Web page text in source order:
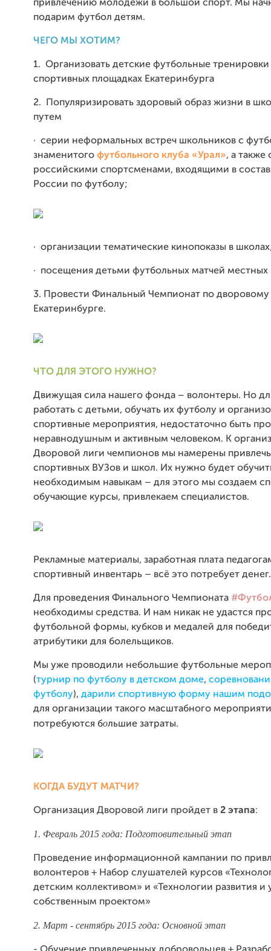
привлечению молодежи в большой спорт. Мы
подарим футбол детям.
ЧЕГО МЫ ХОТИМ?
1. Организовать детские футбольные
спортивных площадках Екатеринбурга
2. Популяризировать здоровый образ жизни в
путем
· серии неформальных встреч школьников с
знаменитого футбольного клуба «Урал», а также
российскими спортсменами, входящими в
России по футболу;
· организации тематические кинопоказы в
· посещения детьми футбольных матчей местных
3. Провести Финальный Чемпионат по дворовому
Екатеринбурге.
ЧТО ДЛЯ ЭТОГО НУЖНО?
Движущая сила нашего фонда – волонтеры. Но
работать с детьми, обучать их футболу и
спортивные мероприятия, недостаточно быть
неравнодушным и активным человеком. К
Дворовой лиги чемпионов мы намерены
спортивных ВУЗов и школ. Их нужно будет
необходимым навыкам – для этого мы создаем
обучающие курсы, привлекаем специалистов.
Рекламные материалы, заработная плата
спортивный инвентарь – всё это потребует денег.
Для проведения Финального Чемпионата
необходимы средства. И нам никак не удастся
футбольной формы, кубков и медалей для
атрибутики для болельщиков.
Мы уже проводили небольшие футбольные
(турнир по футболу в детском доме,
футболу), дарили спортивную форму нашим
для организации такого масштабного
потребуются большие затраты.
КОГДА БУДУТ МАТЧИ?
Организация Дворовой лиги пройдет в 2 этапа:
1. Февраль 2015 года: Подготовительный этап
Проведение информационной кампании по
волонтеров + Набор слушателей курсов
детским коллективом» и «Технологии развития и
собственным проектом»
2. Март - сентябрь 2015 года: Основной этап